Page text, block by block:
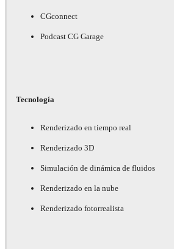
CGconnect
Podcast CG Garage
Tecnología
Renderizado en tiempo real
Renderizado 3D
Simulación de dinámica de fluidos
Renderizado en la nube
Renderizado fotorrealista